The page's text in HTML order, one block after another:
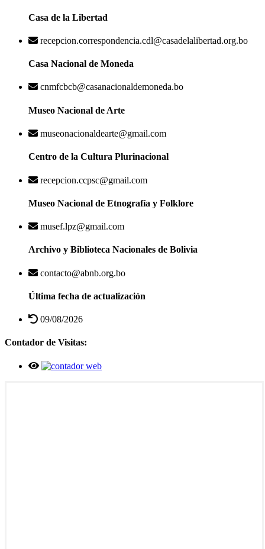
Casa de la Libertad
recepcion.correspondencia.cdl@casadelalibertad.org.bo
Casa Nacional de Moneda
cnmfcbcb@casanacionaldemoneda.bo
Museo Nacional de Arte
museonacionaldearte@gmail.com
Centro de la Cultura Plurinacional
recepcion.ccpsc@gmail.com
Museo Nacional de Etnografía y Folklore
musef.lpz@gmail.com
Archivo y Biblioteca Nacionales de Bolivia
contacto@abnb.org.bo
Última fecha de actualización
09/08/2026
Contador de Visitas: